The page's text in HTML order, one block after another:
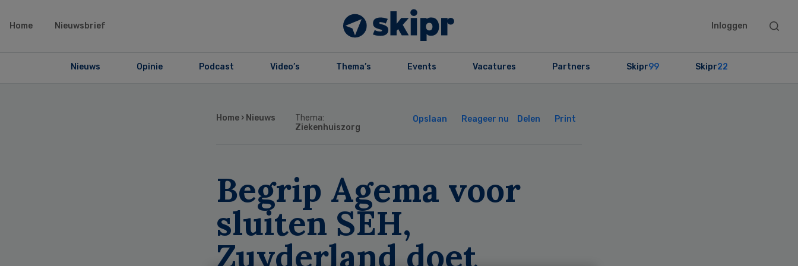
Home Nieuwsbrief Inloggen
Search
Nieuws Opinie Podcast Video’s Thema’s Events Vacatures Partners Skipr99 Skipr22
Home › Nieuws
Thema:
Ziekenhuiszorg
Opslaan Reageer nu Delen Print
Begrip Agema voor
sluiten SEH,
Zuyderland doet